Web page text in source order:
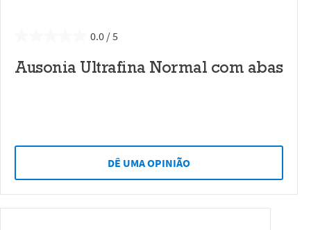
0.0
Ausonia Ultrafina Normal com abas
DÊ UMA OPINIÃO